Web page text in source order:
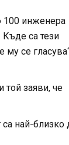
100 инженера
Къде са тези
му се
той заяви, че
са най-близко